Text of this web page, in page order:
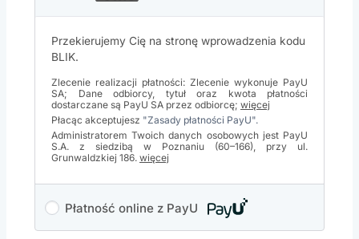
Przekierujemy Cię na stronę wprowadzenia kodu
BLIK.
Zlecenie realizacji płatności: Zlecenie wykonuje PayU
SA; Dane odbiorcy, tytuł oraz kwota płatności
dostarczane są PayU SA przez odbiorcę; więcej
Płacąc akceptujesz "Zasady płatności PayU".
Administratorem Twoich danych osobowych jest PayU
S.A. z siedzibą w Poznaniu (60–166), przy ul.
Grunwaldzkiej 186. więcej
Płatność online z PayU